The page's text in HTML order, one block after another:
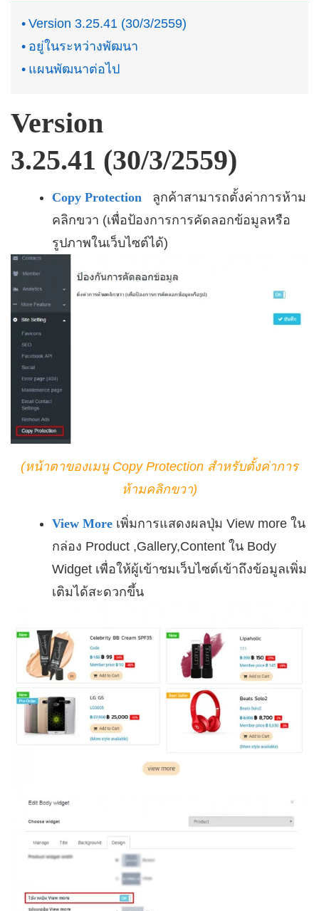
Version 3.25.41 (30/3/2559)
อยู่ในระหว่างพัฒนา
แผนพัฒนาต่อไป
Version
3.25.41 (30/3/2559)
Copy Protection ลูกค้าสามารถตั้งค่าการห้าม
คลิกขวา (เพื่อป้องการการคัดลอกข้อมูลหรือ
รูปภาพในเว็บไซต์ได้)
(หน้าตาของเมนู Copy Protection สำหรับตั้งค่าการ
ห้ามคลิกขวา)
View More เพิ่มการแสดงผลปุ่ม View more ใน
กล่อง Product ,Gallery,Content ใน Body
Widget เพื่อให้ผู้เข้าชมเว็บไซต์เข้าถึงข้อมูลเพิ่ม
เติมได้สะดวกขึ้น